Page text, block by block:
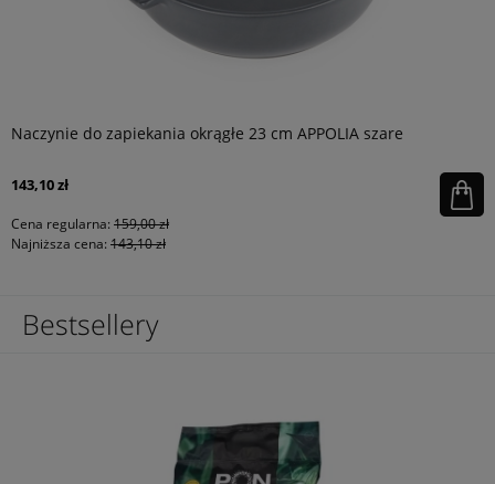
Naczynie do zapiekania okrągłe 23 cm APPOLIA szare
143,10 zł
Cena regularna: 159,00 zł
Najniższa cena: 143,10 zł
Bestsellery